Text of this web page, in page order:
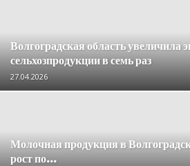
Волгоградская область увеличила
сельхозпродукции в семь раз
27.04.2026
Молочная продукция в
рост по...